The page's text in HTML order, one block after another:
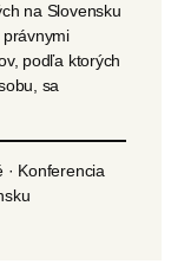
na Slovensku
podľa ktorých
sa
· Konferencia